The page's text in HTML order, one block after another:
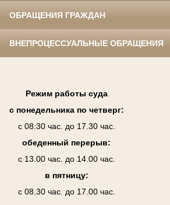
ОБРАЩЕНИЯ ГРАЖДАН
ВНЕПРОЦЕССУАЛЬНЫЕ ОБРАЩЕНИЯ
Режим работы суда
с понедельника по четверг:
с 08:30 час. до 17.30 час.
обеденный перерыв:
с 13.00 час. до 14.00 час.
в пятницу:
с 08.30 час. до 17.00 час.